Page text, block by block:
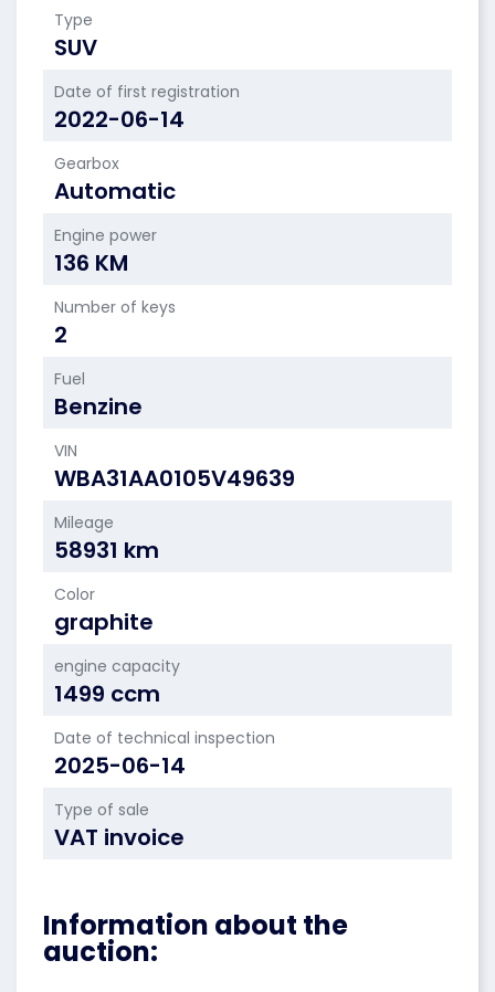
Type
SUV
Date of first registration
2022-06-14
Gearbox
Automatic
Engine power
136 KM
Number of keys
2
Fuel
Benzine
VIN
WBA31AA0105V49639
Mileage
58931 km
Color
graphite
engine capacity
1499 ccm
Date of technical inspection
2025-06-14
Type of sale
VAT invoice
Information about the
auction: